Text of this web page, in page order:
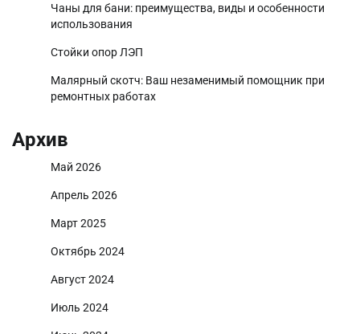
Чаны для бани: преимущества, виды и особенности
использования
Стойки опор ЛЭП
Малярный скотч: Ваш незаменимый помощник при
ремонтных работах
Архив
Май 2026
Апрель 2026
Март 2025
Октябрь 2024
Август 2024
Июль 2024